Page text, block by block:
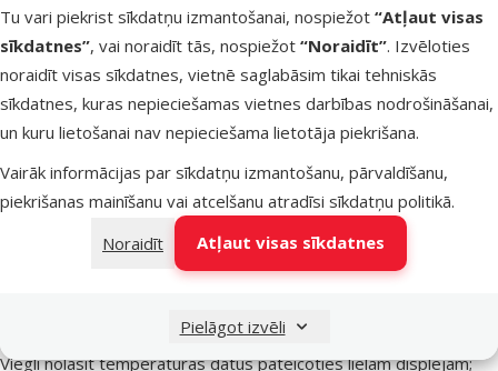
Tu vari piekrist sīkdatņu izmantošanai, nospiežot “Atļaut visas
sīkdatnes”, vai noraidīt tās, nospiežot “Noraidīt”. Izvēloties
noraidīt visas sīkdatnes, vietnē saglabāsim tikai tehniskās
sīkdatnes, kuras nepieciešamas vietnes darbības nodrošināšanai,
un kuru lietošanai nav nepieciešama lietotāja piekrišana.
Vairāk informācijas par sīkdatņu izmantošanu, pārvaldīšanu,
piekrišanas mainīšanu vai atcelšanu atradīsi sīkdatņu politikā.
Noraidīt
Atļaut visas sīkdatnes
Pielāgot izvēli
Noliktavā
Citi līdzīgi produkti
Digitālais termometrs akvārijam – Juwel
Apraksts Parametri
Uz lapas sākumu
superzoo.product.detail.content
Digitālais termometrs akvārijam – Juwel.
kontrolēt temperatūru akvārijā;
Viegli nolasīt temperatūras datus pateicoties lielam displejam;